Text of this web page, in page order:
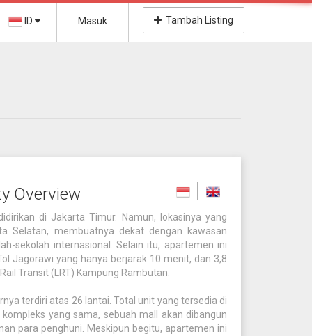
ID Masuk Tambah Listing
Overview
di Jakarta Timur. Namun, lokasinya yang
Selatan, membuatnya dekat dengan kawasan
sekolah internasional. Selain itu, apartemen ini
Jagorawi yang hanya berjarak 10 menit, dan 3,8
Transit (LRT) Kampung Rambutan.
terdiri atas 26 lantai. Total unit yang tersedia di
yang sama, sebuah mall akan dibangun
para penghuni. Meskipun begitu, apartemen ini